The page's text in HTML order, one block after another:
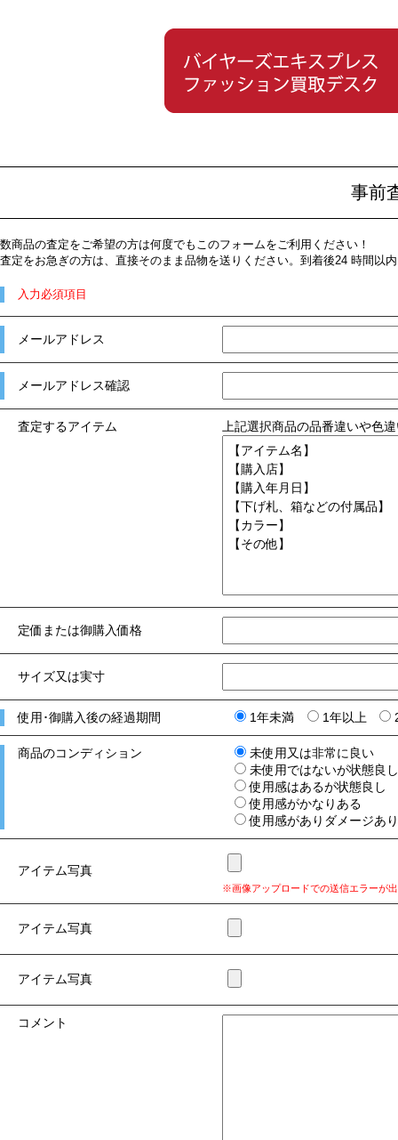
事前
数商品の査定をご希望の方は何度でもこのフォームをご利用ください！
査定をお急ぎの方は、直接そのまま品物を送りください。到着後24 時間以
入力必須項目
メールアドレス
メールアドレス確認
査定するアイテム 上記選択商品の品番違いや色
定価または御購入価格
サイズ又は実寸
使用･御購入後の経過期間 1年未満 1年以上
商品のコンディション
未使用又は非常に良い
未使用ではないが状態良
使用感はあるが状態良し
使用感がかなりある
使用感がありダメージあ
アイテム写真
※画像アップロードでの送信エラーが
アイテム写真
アイテム写真
コメント